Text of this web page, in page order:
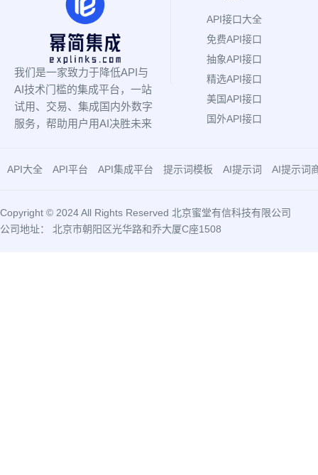
我们是一家致力于降低API与
AI技术门槛的集成平台，一站
试用、交易、集成国内外数字
服务，帮助用户用AI决胜未来
API接口大全
免费API接口
抽象API接口
精选API接口
美国API接口
国外API接口
API大全 API平台 API集成平台 提示词模板 AI提示词 AI提示词
Copyright © 2024 All Rights Reserved 北京蜜堂有信科技有限公司
公司地址： 北京市朝阳区光华路和乔大厦C座1508